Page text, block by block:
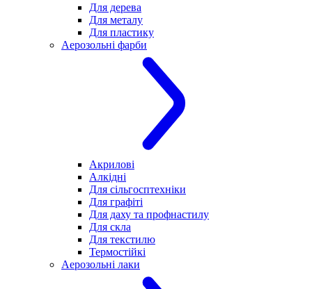
Для дерева
Для металу
Для пластику
Аерозольні фарби
Акрилові
Алкідні
Для cільгосптехніки
Для графіті
Для даху та профнастилу
Для скла
Для текстилю
Термостійкі
Аерозольні лаки